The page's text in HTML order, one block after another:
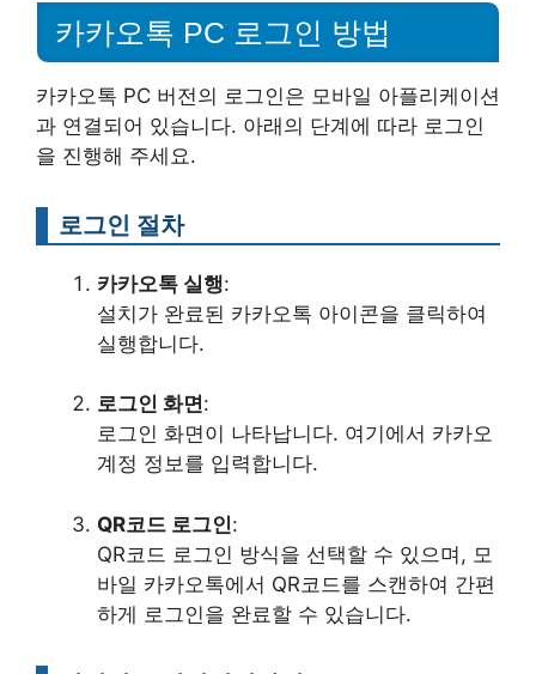
카카오톡 PC 로그인 방법
카카오톡 PC 버전의 로그인은 모바일 아플리케이션
과 연결되어 있습니다. 아래의 단계에 따라 로그인
을 진행해 주세요.
로그인 절차
카카오톡 실행:
설치가 완료된 카카오톡 아이콘을 클릭하여
실행합니다.
로그인 화면:
로그인 화면이 나타납니다. 여기에서 카카오
계정 정보를 입력합니다.
QR코드 로그인:
QR코드 로그인 방식을 선택할 수 있으며, 모
바일 카카오톡에서 QR코드를 스캔하여 간편
하게 로그인을 완료할 수 있습니다.